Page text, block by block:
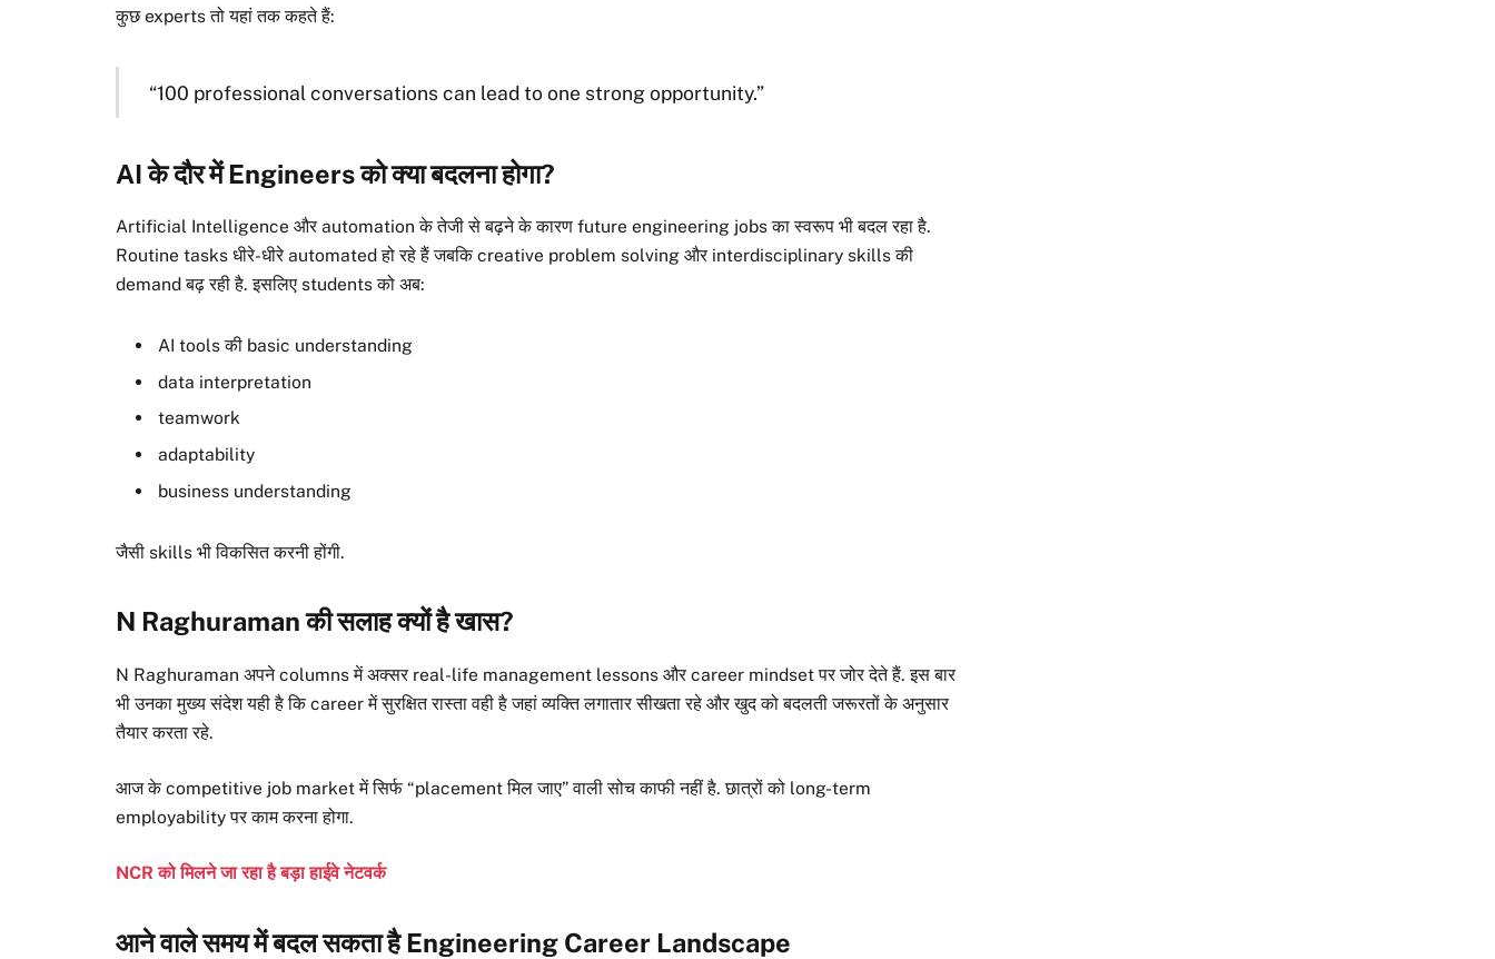
कुछ experts तो यहां तक कहते हैं:
“100 professional conversations can lead to one strong opportunity.”
AI के दौर में Engineers को क्या बदलना होगा?
Artificial Intelligence और automation के तेजी से बढ़ने के कारण future engineering jobs का स्वरूप भी बदल रहा है.
Routine tasks धीरे-धीरे automated हो रहे हैं जबकि creative problem solving और interdisciplinary skills की
demand बढ़ रही है. इसलिए students को अब:
AI tools की basic understanding
data interpretation
teamwork
adaptability
business understanding
जैसी skills भी विकसित करनी होंगी.
N Raghuraman की सलाह क्यों है खास?
N Raghuraman अपने columns में अक्सर real-life management lessons और career mindset पर जोर देते हैं. इस बार
भी उनका मुख्य संदेश यही है कि career में सुरक्षित रास्ता वही है जहां व्यक्ति लगातार सीखता रहे और खुद को बदलती जरूरतों के अनुसार
तैयार करता रहे.
आज के competitive job market में सिर्फ “placement मिल जाए” वाली सोच काफी नहीं है. छात्रों को long-term
employability पर काम करना होगा.
NCR को मिलने जा रहा है बड़ा हाईवे नेटवर्क
आने वाले समय में बदल सकता है Engineering Career Landscape